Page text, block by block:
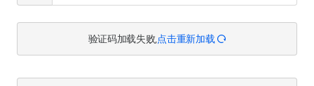
验证码加载失败,点击重新加载